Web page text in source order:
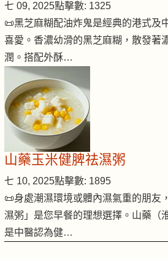
七 09, 2025點擊數: 1325
📜黑芝麻糊配油炸鬼是經典的港式及
喜愛。香濃幼滑的黑芝麻糊，散發著
潤。搭配外酥…
山藥玉米健脾祛濕粥
七 10, 2025點擊數: 1895
📜身處潮濕環境或體內濕氣重的朋友
濕粥」是您早餐的理想選擇。山藥（
是中醫認為健…